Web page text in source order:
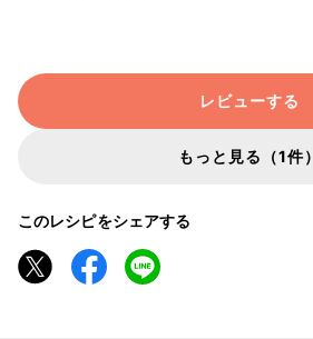
レビューする
もっと見る（1件）
このレシピをシェアする